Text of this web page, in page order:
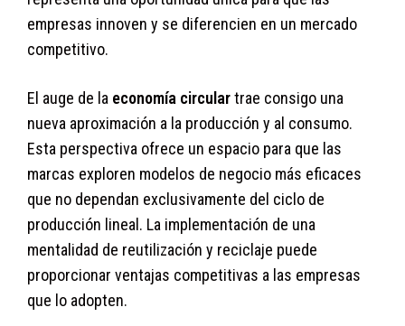
empresas innoven y se diferencien en un mercado
competitivo.
El auge de la economía circulartrae consigo una
nueva aproximación a la producción y al consumo.
Esta perspectiva ofrece un espacio para que las
marcas exploren modelos de negocio más eficaces
que no dependan exclusivamente del ciclo de
producción lineal. La implementación de una
mentalidad de reutilización y reciclaje puede
proporcionar ventajas competitivas a las empresas
que lo adopten.